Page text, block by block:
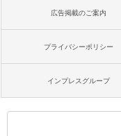
広告掲載のご案内
プライバシーポリシー
インプレスグループ